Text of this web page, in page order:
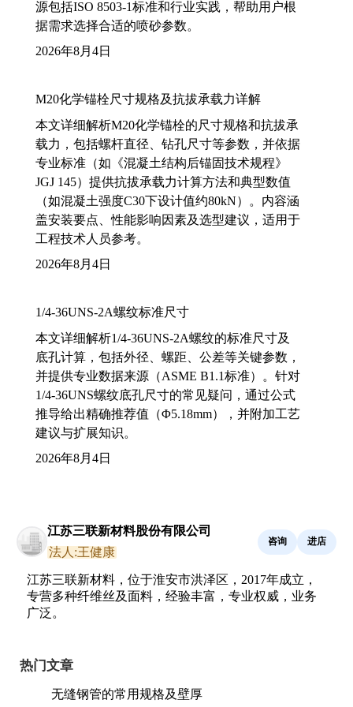
源包括ISO 8503-1标准和行业实践，帮助用户根
据需求选择合适的喷砂参数。
2026年8月4日
M20化学锚栓尺寸规格及抗拔承载力详解
本文详细解析M20化学锚栓的尺寸规格和抗拔承
载力，包括螺杆直径、钻孔尺寸等参数，并依据
专业标准（如《混凝土结构后锚固技术规程》
JGJ 145）提供抗拔承载力计算方法和典型数值
（如混凝土强度C30下设计值约80kN）。内容涵
盖安装要点、性能影响因素及选型建议，适用于
工程技术人员参考。
2026年8月4日
1/4-36UNS-2A螺纹标准尺寸
本文详细解析1/4-36UNS-2A螺纹的标准尺寸及
底孔计算，包括外径、螺距、公差等关键参数，
并提供专业数据来源（ASME B1.1标准）。针对
1/4-36UNS螺纹底孔尺寸的常见疑问，通过公式
推导给出精确推荐值（Φ5.18mm），并附加工艺
建议与扩展知识。
2026年8月4日
江苏三联新材料股份有限公司
法人:王健康
咨询 进店
江苏三联新材料，位于淮安市洪泽区，2017年成立，
专营多种纤维丝及面料，经验丰富，专业权威，业务
广泛。
热门文章
无缝钢管的常用规格及壁厚